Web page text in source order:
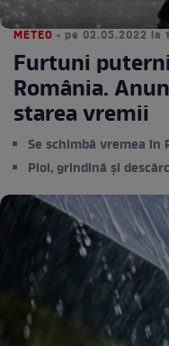
METEO • pe 02.05.2022 la
Furtuni
România.
starea vremii
Se schimbă vremea în
Ploi, grindină și